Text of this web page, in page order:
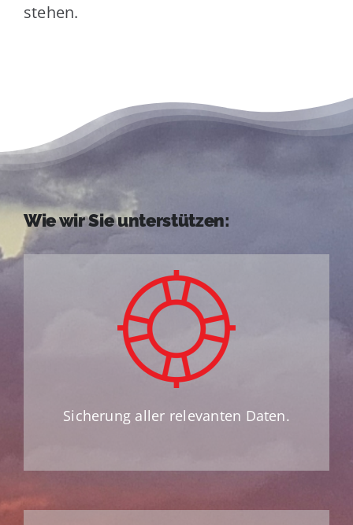
stehen.
Wie wir Sie unterstützen:
Sicherung aller relevanten Daten.